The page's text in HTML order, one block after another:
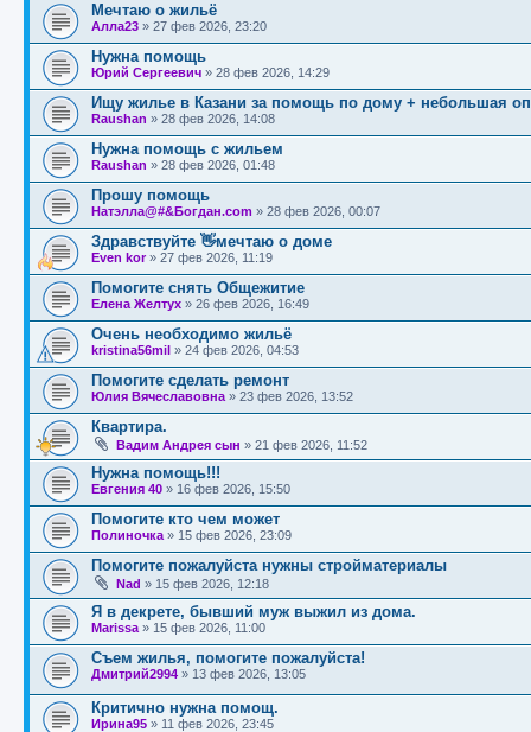
Мечтаю о жильё
Алла23 » 27 фев 2026, 23:20
Нужна помощь
Юрий Сергеевич » 28 фев 2026, 14:29
Ищу жилье в Казани за помощь по дому + небольшая
Raushan » 28 фев 2026, 14:08
Нужна помощь с жильем
Raushan » 28 фев 2026, 01:48
Прошу помощь
Натэлла@#&Богдан.com » 28 фев 2026, 00:07
Здравствуйте 👋мечтаю о доме
Even kor» 27 фев 2026, 11:19
Помогите снять Общежитие
Елена Желтух » 26 фев 2026, 16:49
Очень необходимо жильё
kristina56mil » 24 фев 2026, 04:53
Помогите сделать ремонт
Юлия Вячеславовна » 23 фев 2026, 13:52
Квартира.
Вадим Андрея сын » 21 фев 2026, 11:52
Нужна помощь!!!
Евгения 40 » 16 фев 2026, 15:50
Помогите кто чем может
Полиночка » 15 фев 2026, 23:09
Помогите пожалуйста нужны стройматериалы
Nad » 15 фев 2026, 12:18
Я в декрете, бывший муж выжил из дома.
Marissa » 15 фев 2026, 11:00
Съем жилья, помогите пожалуйста!
Дмитрий2994 » 13 фев 2026, 13:05
Критично нужна помощ.
Ирина95 » 11 фев 2026, 23:45